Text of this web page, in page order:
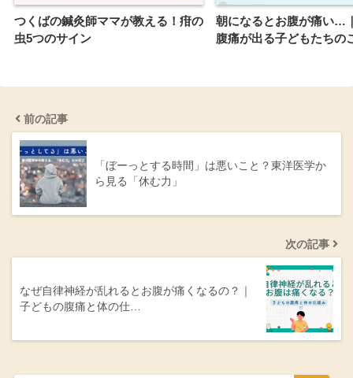
つくばの鍼灸師ママが教える！疳の
虫5つのサイン
朝になるとお腹が痛い…
腹痛が出る子どもたちの
前の記事
「ぼーっとする時間」は悪いこと？東洋医学か
ら見る「休む力」
次の記事
なぜ自律神経が乱れるとお腹が痛くなるの？｜
子どもの腹痛と体の仕…